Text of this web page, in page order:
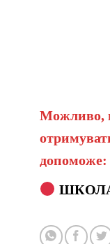
Можливо,
допоможе: